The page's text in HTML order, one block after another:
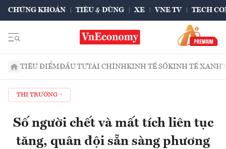
CHỨNG KHOÁN TIÊU & DÙNG XE VNE TV TECH
TIÊU ĐIỂMĐẦU TƯTÀI CHÍNHKINH TẾ SỐKINH TẾ XANH
THỊ TRƯỜNG
Số người chết và mất tích liên tục
tăng, quân đội sẵn sàng phương